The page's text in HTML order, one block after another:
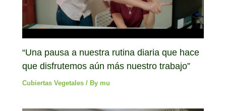
“Una pausa a nuestra rutina diaria que hace
que disfrutemos aún más nuestro trabajo”
Cubiertas Vegetales / By mu